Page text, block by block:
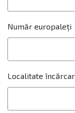
Număr europaleți
Localitate